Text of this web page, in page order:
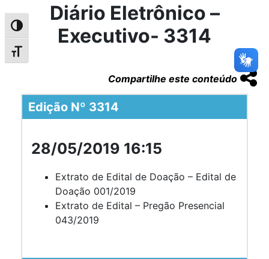
Alternar alto contraste
Alternar tamanho da fonte
Diário Eletrônico –
Executivo- 3314
Compartilhe este conteúdo
Edição Nº 3314
28/05/2019 16:15
Extrato de Edital de Doação – Edital de
Doação 001/2019
Extrato de Edital – Pregão Presencial
043/2019